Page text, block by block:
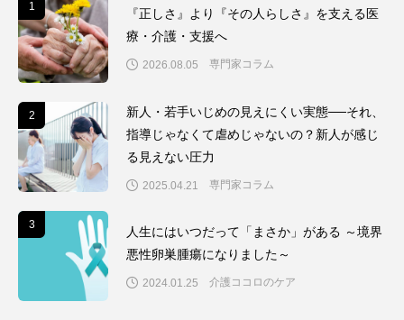
1
『正しさ』より『その人らしさ』を支える医
療・介護・支援へ
2026.08.05 専門家コラム
2
新人・若手いじめの見えにくい実態──それ、
指導じゃなくて虐めじゃないの？新人が感じ
る見えない圧力
2025.04.21 専門家コラム
3
人生にはいつだって「まさか」がある ～境界
悪性卵巣腫瘍になりました～
2024.01.25 介護ココロのケア